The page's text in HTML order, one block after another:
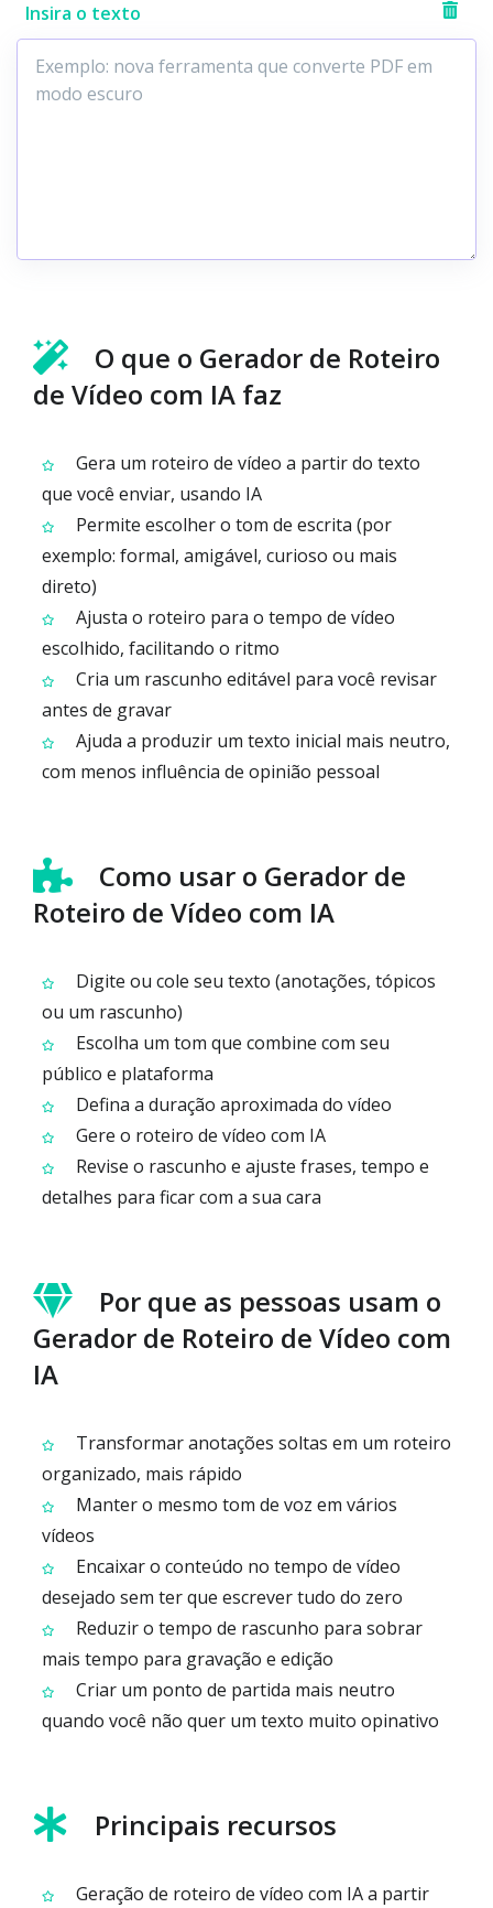
Insira o texto
O que o Gerador de Roteiro
de Vídeo com IA faz
Gera um roteiro de vídeo a partir do texto
que você enviar, usando IA
Permite escolher o tom de escrita (por
exemplo: formal, amigável, curioso ou mais
direto)
Ajusta o roteiro para o tempo de vídeo
escolhido, facilitando o ritmo
Cria um rascunho editável para você revisar
antes de gravar
Ajuda a produzir um texto inicial mais neutro,
com menos influência de opinião pessoal
Como usar o Gerador de
Roteiro de Vídeo com IA
Digite ou cole seu texto (anotações, tópicos
ou um rascunho)
Escolha um tom que combine com seu
público e plataforma
Defina a duração aproximada do vídeo
Gere o roteiro de vídeo com IA
Revise o rascunho e ajuste frases, tempo e
detalhes para ficar com a sua cara
Por que as pessoas usam o
Gerador de Roteiro de Vídeo com
IA
Transformar anotações soltas em um roteiro
organizado, mais rápido
Manter o mesmo tom de voz em vários
vídeos
Encaixar o conteúdo no tempo de vídeo
desejado sem ter que escrever tudo do zero
Reduzir o tempo de rascunho para sobrar
mais tempo para gravação e edição
Criar um ponto de partida mais neutro
quando você não quer um texto muito opinativo
Principais recursos
Geração de roteiro de vídeo com IA a partir